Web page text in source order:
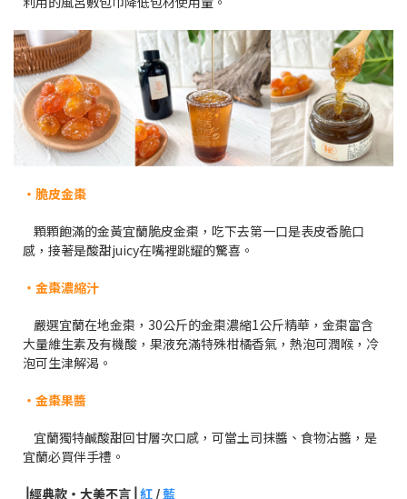
・脆皮金棗
顆顆飽滿的金黃宜蘭脆皮金棗，吃下去第一口是表皮香脆口
感，接著是酸甜juicy在嘴裡跳耀的驚喜。
・金棗濃縮汁
嚴選宜蘭在地金棗，30公斤的金棗濃縮1公斤精華，金棗富含
大量維生素及有機酸，果液充滿特殊柑橘香氣，熱泡可潤喉，冷
泡可生津解渴。
・金棗果醬
宜蘭獨特鹹酸甜回甘層次口感，可當土司抹醬、食物沾醬，是
宜蘭必買伴手禮。
⎥經典款・大美不言⎥紅 /藍